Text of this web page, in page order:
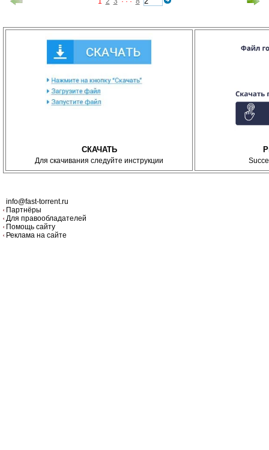
СКАЧАТЬ
Для скачивания следуйте инструкции
info@fast-torrent.ru
Партнёры
Для правообладателей
Помощь сайту
Реклама на сайте